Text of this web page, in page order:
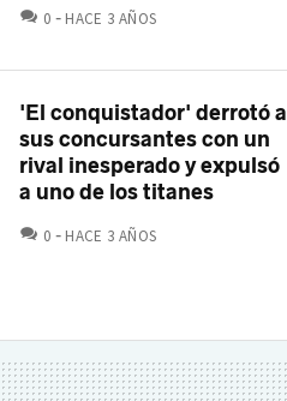
0 COMENTARIOS
HACE 3 AÑOS
'El conquistador' derrotó a
sus concursantes con un
rival inesperado y expulsó
a uno de los titanes
0 COMENTARIOS
HACE 3 AÑOS